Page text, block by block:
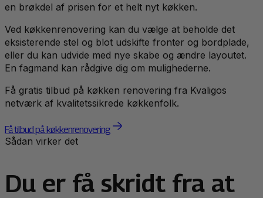
en brøkdel af prisen for et helt nyt køkken.
Ved køkkenrenovering kan du vælge at beholde det
eksisterende stel og blot udskifte fronter og bordplade,
eller du kan udvide med nye skabe og ændre layoutet.
En fagmand kan rådgive dig om mulighederne.
Få gratis tilbud på køkken renovering fra Kvaligos
netværk af kvalitetssikrede køkkenfolk.
Få tilbud på køkkenrenovering
Sådan virker det
Du er få skridt fra at